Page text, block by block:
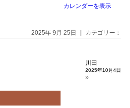
カレンダーを表示
2025年 9月 25日 ｜ カテゴリー：
川田
2025年10月4日
»